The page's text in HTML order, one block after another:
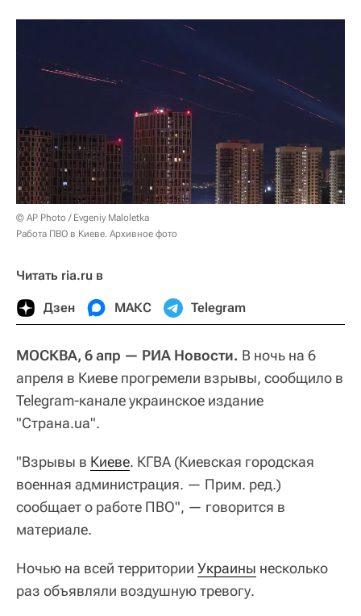
© AP Photo / Evgeniy Maloletka
Работа ПВО в Киеве. Архивное фото
Читать ria.ru в
Дзен МАКС Telegram
МОСКВА, 6 апр — РИА Новости. В ночь на 6
апреля в Киеве прогремели взрывы, сообщило в
Telegram-канале украинское издание
"Страна.ua".
"Взрывы в Киеве. КГВА (Киевская городская
военная администрация. — Прим. ред.)
сообщает о работе ПВО", — говорится в
материале.
Ночью на всей территории Украины несколько
раз объявляли воздушную тревогу.